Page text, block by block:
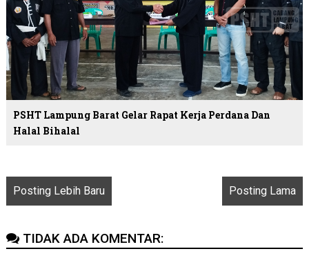
PSHT Lampung Barat Gelar Rapat Kerja Perdana Dan
Halal Bihalal
Posting Lebih Baru Posting Lama
TIDAK ADA KOMENTAR: